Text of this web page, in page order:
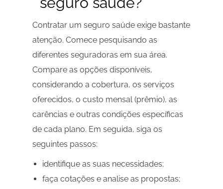
Contratar um seguro saúde exige bastante
atenção. Comece pesquisando as
diferentes seguradoras em sua área.
Compare as opções disponíveis,
considerando a cobertura, os serviços
oferecidos, o custo mensal (prêmio), as
carências e outras condições específicas
de cada plano. Em seguida, siga os
seguintes passos:
identifique as suas necessidades;
faça cotações e analise as propostas;